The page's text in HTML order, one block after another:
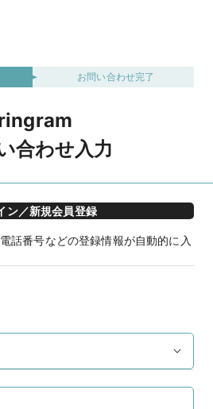
お問い合わせ完了
合わせ入力
ン／新規会員登録
話番号などの登録情報が自動的に入